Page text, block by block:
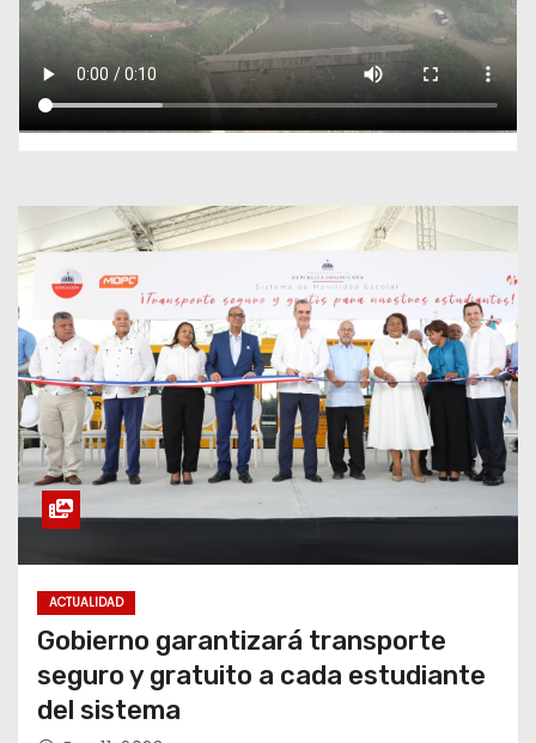
ACTUALIDAD
Gobierno garantizará transporte
seguro y gratuito a cada estudiante
del sistema